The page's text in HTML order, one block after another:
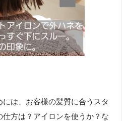
は、お客様の髪質に合うスタ
方は？アイロンを使うか？な